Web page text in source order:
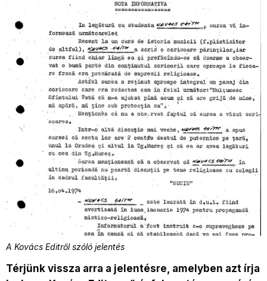
A Kovács Editről szóló jelentés
Térjünk vissza arra a jelentésre, amelyben azt írja